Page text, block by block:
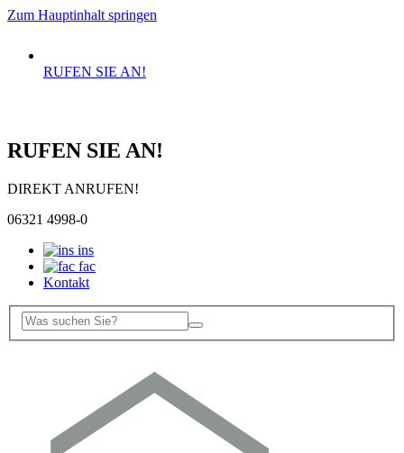
Zum Hauptinhalt springen
RUFEN SIE AN!
RUFEN SIE AN!
DIREKT ANRUFEN!
06321 4998-0
ins
fac
Kontakt